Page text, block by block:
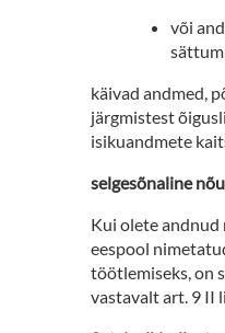
või
käivad andmed,
järgmistest
isikuandmete
selgesõnaline
Kui olete andnud
eespool
töötlemiseks, on
vastavalt art. 9 II